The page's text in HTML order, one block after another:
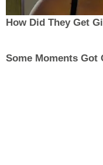
How Did They Get
Some Moments